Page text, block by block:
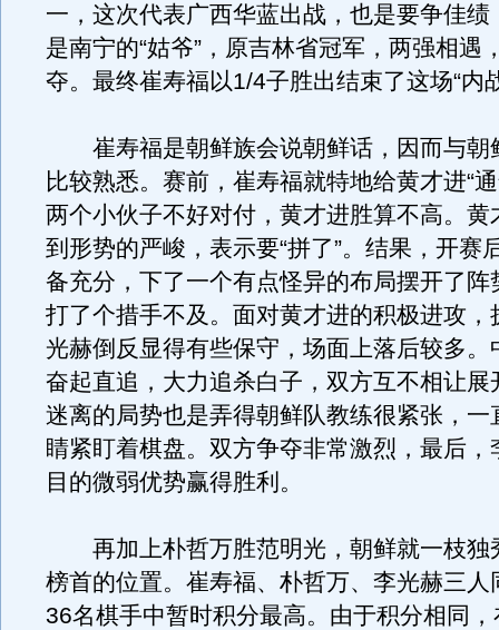
一，这次代表广西华蓝出战，也是要争佳绩
是南宁的“姑爷”，原吉林省冠军，两强相遇
夺。最终崔寿福以1/4子胜出结束了这场“内
崔寿福是朝鲜族会说朝鲜话，因而与朝
比较熟悉。赛前，崔寿福就特地给黄才进“
两个小伙子不好对付，黄才进胜算不高。黄
到形势的严峻，表示要“拼了”。结果，开赛
备充分，下了一个有点怪异的布局摆开了阵
打了个措手不及。面对黄才进的积极进攻，
光赫倒反显得有些保守，场面上落后较多。
奋起直追，大力追杀白子，双方互不相让展
迷离的局势也是弄得朝鲜队教练很紧张，一
睛紧盯着棋盘。双方争夺非常激烈，最后，
目的微弱优势赢得胜利。
再加上朴哲万胜范明光，朝鲜就一枝独
榜首的位置。崔寿福、朴哲万、李光赫三人
36名棋手中暂时积分最高。由于积分相同